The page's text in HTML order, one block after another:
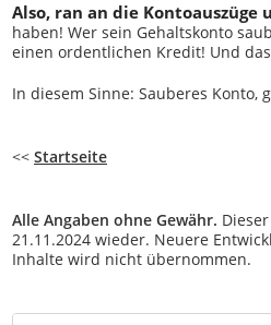
Also, ran an die Kontoauszüge
haben! Wer sein Gehaltskonto
einen ordentlichen Kredit! Und
In diesem Sinne: Sauberes Konto,
<< Startseite
Alle Angaben ohne Gewähr.
21.11.2024 wieder. Neuere
Inhalte wird nicht übernommen.